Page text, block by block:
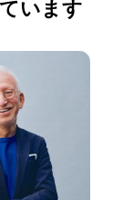
います